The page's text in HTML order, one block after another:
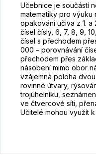
Učebnice je součástí
matematiky pro výuku
opakování učiva z 1.
čísel čísly, 6, 7, 8, 9,
čísel s přechodem
000 – porovnávání
přechodem přes
násobení mimo obor
vzájemná poloha
rovinné útvary,
trojúhelníku,
ve čtvercové síti,
Učitelé mohou využít